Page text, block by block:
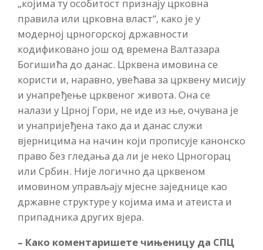
„којима ту особитост признају црковна
правила или црковна власт“, како је у
модерној црногорској државности
кодификовано још од времена Валтазара
Богишића до данас. Црквена имовина се
користи и, наравно, увећава за црквену мисију
и унапређење црквеног живота. Она се
налази у Црној Гори, не иде из ње, очувана је
и унапријеђена тако да и данас служи
вјерницима на начин који прописује канонско
право без гледања да ли је неко Црногорац
или Србин. Није логично да црквеном
имовином управљају мјесне заједнице као
државне структуре у којима има и атеиста и
припадника других вјера.
– Како коментаришете чињеницу да СПЦ